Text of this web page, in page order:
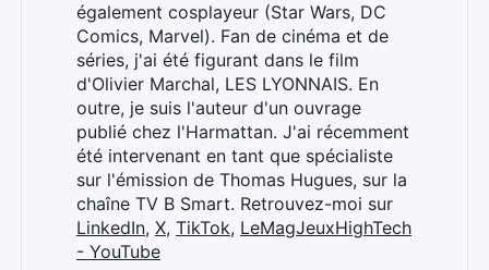
également cosplayeur (Star Wars, DC
Comics, Marvel). Fan de cinéma et de
séries, j'ai été figurant dans le film
d'Olivier Marchal, LES LYONNAIS. En
outre, je suis l'auteur d'un ouvrage
publié chez l'Harmattan. J'ai récemment
été intervenant en tant que spécialiste
sur l'émission de Thomas Hugues, sur la
chaîne TV B Smart. Retrouvez-moi sur
LinkedIn, X, TikTok, LeMagJeuxHighTech
- YouTube